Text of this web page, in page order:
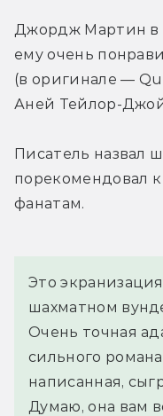
Джордж Мартин в
ему очень
(в оригинале —
Аней Тейлор-
Писатель назвал
порекомендовал
фанатам.
Это
шахматном
Очень точная
сильного
написанная,
Думаю, она вам